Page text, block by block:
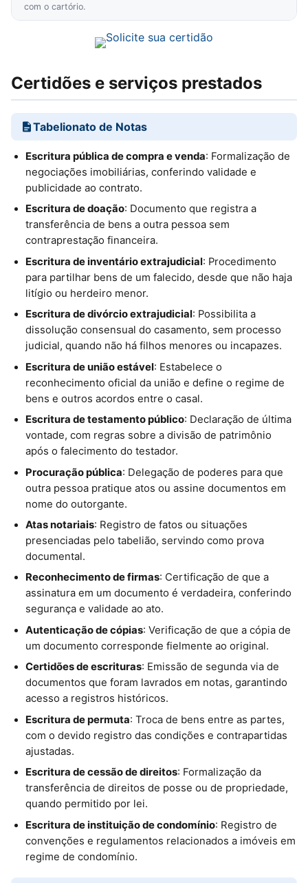
com o cartório.
Certidões e serviços prestados
Tabelionato de Notas
Escritura pública de compra e venda: Formalização de
negociações imobiliárias, conferindo validade e
publicidade ao contrato.
Escritura de doação: Documento que registra a
transferência de bens a outra pessoa sem
contraprestação financeira.
Escritura de inventário extrajudicial: Procedimento
para partilhar bens de um falecido, desde que não haja
litígio ou herdeiro menor.
Escritura de divórcio extrajudicial: Possibilita a
dissolução consensual do casamento, sem processo
judicial, quando não há filhos menores ou incapazes.
Escritura de união estável: Estabelece o
reconhecimento oficial da união e define o regime de
bens e outros acordos entre o casal.
Escritura de testamento público: Declaração de última
vontade, com regras sobre a divisão de patrimônio
após o falecimento do testador.
Procuração pública: Delegação de poderes para que
outra pessoa pratique atos ou assine documentos em
nome do outorgante.
Atas notariais: Registro de fatos ou situações
presenciadas pelo tabelião, servindo como prova
documental.
Reconhecimento de firmas: Certificação de que a
assinatura em um documento é verdadeira, conferindo
segurança e validade ao ato.
Autenticação de cópias: Verificação de que a cópia de
um documento corresponde fielmente ao original.
Certidões de escrituras: Emissão de segunda via de
documentos que foram lavrados em notas, garantindo
acesso a registros históricos.
Escritura de permuta: Troca de bens entre as partes,
com o devido registro das condições e contrapartidas
ajustadas.
Escritura de cessão de direitos: Formalização da
transferência de direitos de posse ou de propriedade,
quando permitido por lei.
Escritura de instituição de condomínio: Registro de
convenções e regulamentos relacionados a imóveis em
regime de condomínio.